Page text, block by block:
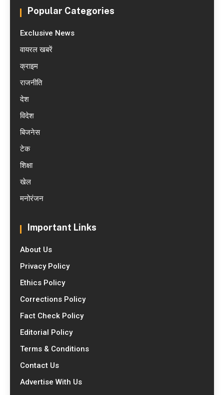
Popular Categories
Exclusive News
वायरल खबरें
क्राइम
राजनीति
देश
विदेश
बिजनेस
टेक
शिक्षा
खेल
मनोरंजन
Important Links
About Us
Privacy Policy
Ethics Policy
Corrections Policy
Fact Check Policy
Editorial Policy
Terms & Conditions
Contact Us
Advertise With Us